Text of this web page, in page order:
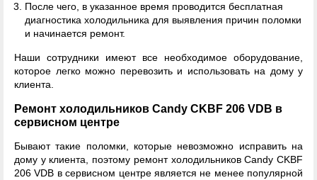
После чего, в указанное время проводится бесплатная
диагностика холодильника для выявления причин поломки
и начинается ремонт.
Наши сотрудники имеют все необходимое оборудование,
которое легко можно перевозить и использовать на дому у
клиента.
Ремонт холодильников Candy CKBF 206 VDB в
сервисном центре
Бывают такие поломки, которые невозможно исправить на
дому у клиента, поэтому ремонт холодильников Candy CKBF
206 VDB в сервисном центре является не менее популярной